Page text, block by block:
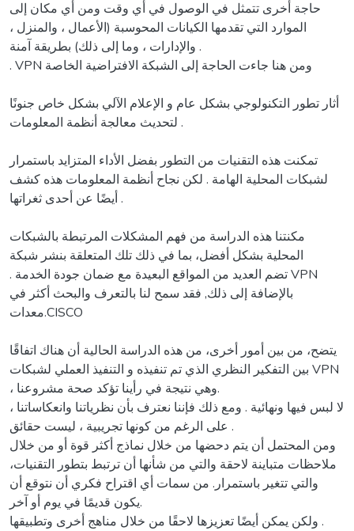
حاجة أخرى تتمثل في الوصول في أي وقت ومن أي مكان إلى
الموارد التي تقدمها الكيانات المحوسبة (الأعمال ، والمنزل ،
والإدارات ، وما إلى ذلك) بطريقة آمنة .
. VPN ومن هنا جاءت الحاجة إلى الشبكة الافتراضية الخاصة
أثار تطور التكنولوجي بشكل عام و الإعلام الآلي بشكل خاص جنونًا
لتحديث معالجة أنظمة المعلومات .
تمكنت هذه التقنيات من التطور بفضل الأداء المتزايد باستمرار
لشبكات المحلية الهامة . لكن نجاح أنظمة المعلومات هذه كشف
أيضًا عن أحدى ثغراتها .
مكنتنا هذه الدراسة من فهم المشكلات المرتبطة بالشبكات
المحلية بشكل أفضل، بما في ذلك تلك المتعلقة بنشر شبكة
. تضم العديد من المواقع البعيدة مع ضمان جودة الخدمة VPN
بالإضافة إلى ذلك, فقد سمح لنا بالتعرف والبحث أكثر في
معدات.CISCO
يتضح، من بين أمور أخرى، من هذه الدراسة الحالية أن هناك اتفاقًا
بين التفكير النظري الذي تم تنفيذه و التنفيذ العملي لشبكات VPN
، وهي نتيجة في رأينا تؤكد صحة مشروعنا.
لا لبس فيها ونهائية . ومع ذلك فإننا نعترف بأن نظرياتنا وانعكاساتنا ،
على الرغم من كونها تجريبية ، ليست حقائق .
ومن المحتمل أن يتم دحضها من خلال نماذج أكثر قوة أو من خلال
ملاحظات متباينة لاحقة والتي من شأنها أن ترتبط بتطور التقنيات،
والتي تتغير باستمرار. من سمات أي اقتراح فكري أن نتوقع أن
يكون قديمًا في يوم أو آخر.
ولكن يمكن أيضًا تعزيزها لاحقًا من خلال مناهج أخرى وتطبيقها .